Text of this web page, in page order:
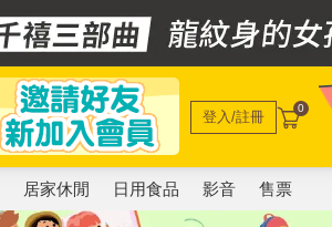
登入/註冊 0
居家休閒 日用食品 影音 售票